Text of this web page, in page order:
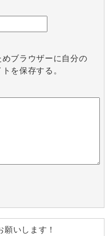
ブラウザーに自分の
を保存する。
いします！